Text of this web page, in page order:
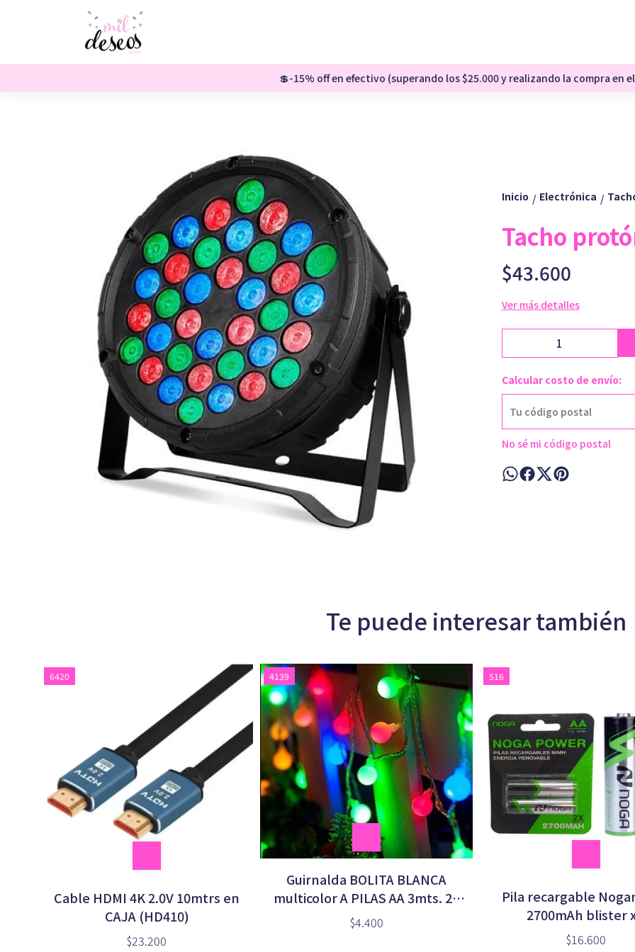
💲-15% off en efectivo (superando los $25.000 y realizando la compra en
Inicio / Electrónica /
Tacho
$43.600
Ver más detalles
Calcular costo de envío:
No sé mi código postal
Te puede interesar también
6420
Cable HDMI 4K 2.0V 10mtrs en
CAJA (HD410)
$23.200
4139
Guirnalda BOLITA BLANCA
multicolor A PILAS AA 3mts. 20
LED
$4.400
516
Pila recargable
2700mAh blister
$16.600